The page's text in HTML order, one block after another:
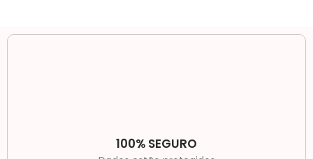
100% SEGURO